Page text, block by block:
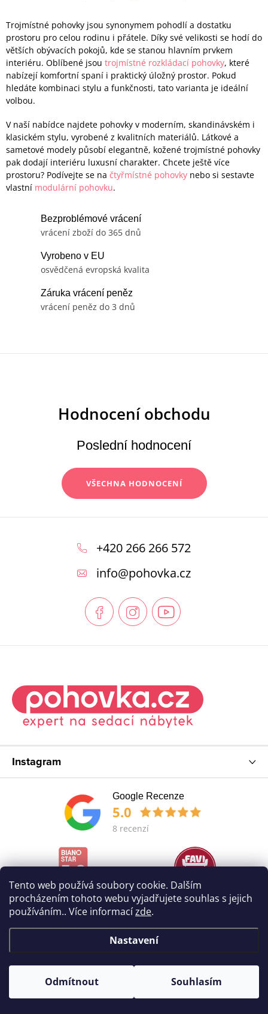
Tento web používá soubory cookie. Dalším
procházením tohoto webu vyjadřujete souhlas s jejich
používáním.. Více informacízde.
Nastavení
Odmítnout Souhlasím
c
í
p
r
v
k
v
ý
p
i
s
á
n
k
o
v
á
n
í
Trojmístné pohovky jsou synonymem pohodlí a dostatku
prostoru pro celou rodinu i přátele. Díky své velikosti se hodí do
větších obývacích pokojů, kde se stanou hlavním prvkem
interiéru. Oblíbené jsou trojmístné rozkládací pohovky, které
nabízejí komfortní spaní i praktický úložný prostor. Pokud
hledáte kombinaci stylu a funkčnosti, tato varianta je ideální
volbou.
V naší nabídce najdete pohovky v moderním, skandinávském i
klasickém stylu, vyrobené z kvalitních materiálů. Látkové a
sametové modely působí elegantně, kožené trojmístné pohovky
pak dodají interiéru luxusní charakter. Chcete ještě více
prostoru? Podívejte se na čtyřmístné pohovky nebo si sestavte
vlastní modulární pohovku.
Bezproblémové vrácení
vrácení zboží do 365 dnů
Vyrobeno v EU
osvědčená evropská kvalita
Záruka vrácení peněz
vrácení peněz do 3 dnů
Poslední hodnocení
VŠECHNA HODNOCENÍ
+420 266 266 572
info@pohovka.cz
Instagram
Google Recenze
5.0
8 recenzí
Copyright 2026POHOVKA. Všechna práva vyhrazena.